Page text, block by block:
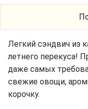
Легкий сэндвич из
летнего перекуса!
даже самых
свежие овощи,
корочку.